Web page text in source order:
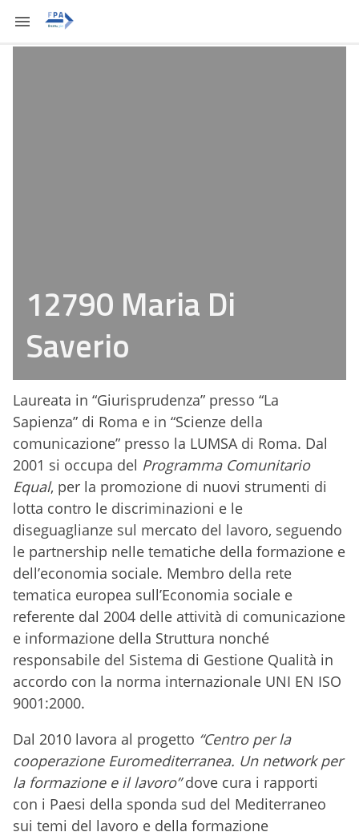
12790 Maria Di
Saverio
Laureata in “Giurisprudenza” presso “La
Sapienza” di Roma e in “Scienze della
comunicazione” presso la LUMSA di Roma. Dal
2001 si occupa del Programma Comunitario
Equal, per la promozione di nuovi strumenti di
lotta contro le discriminazioni e le
diseguaglianze sul mercato del lavoro, seguendo
le partnership nelle tematiche della formazione e
dell’economia sociale. Membro della rete
tematica europea sull’Economia sociale e
referente dal 2004 delle attività di comunicazione
e informazione della Struttura nonché
responsabile del Sistema di Gestione Qualità in
accordo con la norma internazionale UNI EN ISO
9001:2000.
Dal 2010 lavora al progetto “Centro per la
cooperazione Euromediterranea. Un network per
la formazione e il lavoro”dove cura i rapporti
con i Paesi della sponda sud del Mediterraneo
sui temi del lavoro e della formazione